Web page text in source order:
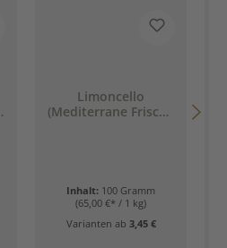
Limoncello
(Mediterrane Frische
Inhalt: 100 Gramm
(65,00 €* / 1 kg)
Varianten ab 3,45 €